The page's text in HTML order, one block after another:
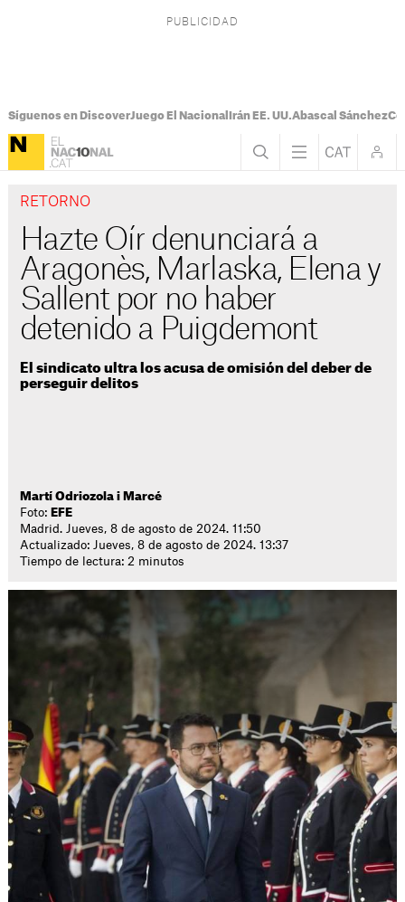
Síguenos en DiscoverJuego El Nacional Irán EE. UU.Abascal Sánchez
RETORNO
Hazte Oír denunciará a
Aragonès, Marlaska, Elena y
Sallent por no haber
detenido a Puigdemont
El sindicato ultra los acusa de omisión del deber de
perseguir delitos
Martí Odriozola i Marcé
Foto: EFE
Madrid. Jueves, 8 de agosto de 2024. 11:50
Actualizado: Jueves, 8 de agosto de 2024. 13:37
Tiempo de lectura: 2 minutos